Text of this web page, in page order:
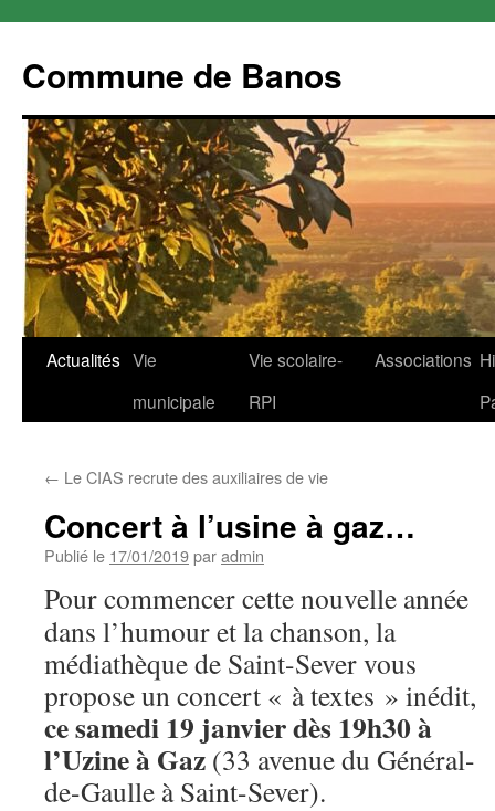
Commune de Banos
Aller
Actualités Vie
municipale
Vie scolaire-
RPI
Associations
← Le CIAS recrute des auxiliaires de vie
Concert à l’usine à gaz…
Publié le 17/01/2019paradmin
Pour commencer cette nouvelle année
dans l’humour et la chanson, la
médiathèque de Saint-Sever vous
propose un concert « à textes » inédit,
ce samedi 19 janvier dès 19h30 à
l’Uzine à Gaz (33 avenue du Général-
de-Gaulle à Saint-Sever).